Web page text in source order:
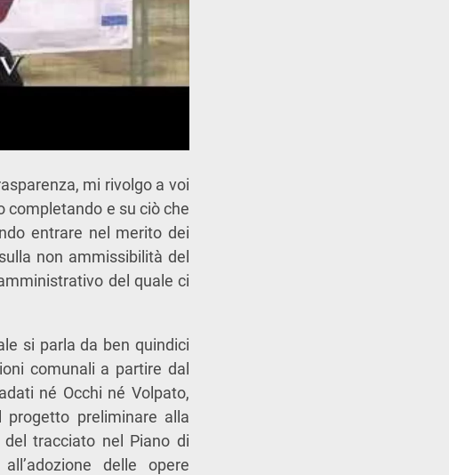
mi rivolgo a voi
completando e su ciò che
entrare nel merito dei
non ammissibilità del
del quale ci
si parla da ben quindici
comunali a partire dal
né Occhi né Volpato,
progetto preliminare alla
tracciato nel Piano di
delle opere